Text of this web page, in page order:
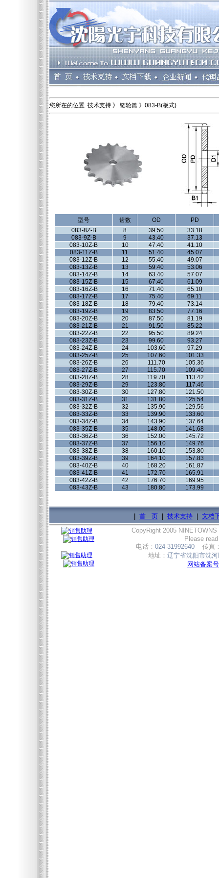
您所在的位置 技术支持 》 链轮篇 》083-B(板式)
型号 齿数 OD PD
083-8Z-B
8 39.50
33.18
083-9Z-B
9 43.40
37.13
083-10Z-B
10 47.40
41.10
083-11Z-B
11 51.40
45.07
083-12Z-B
12 55.40
49.07
083-13Z-B
13 59.40
53.06
083-14Z-B
14 63.40
57.07
083-15Z-B
15 67.40
61.09
083-16Z-B
16 71.40
65.10
083-17Z-B
17 75.40
69.11
083-18Z-B
18 79.40
73.14
083-19Z-B
19 83.50
77.16
083-20Z-B
20 87.50
81.19
083-21Z-B
21 91.50
85.22
083-22Z-B
22 95.50 89.24
083-23Z-B
23 99.60 93.27
083-24Z-B
24 103.60 97.29
083-25Z-B
25 107.60 101.33
083-26Z-B
26 111.70 105.36
083-27Z-B
27 115.70 109.40
083-28Z-B
28 119.70 113.42
083-29Z-B
29 123.80 117.46
083-30Z-B
30 127.80 121.50
083-31Z-B
31 131.80 125.54
083-32Z-B
32 135.90 129.56
083-33Z-B
33 139.90 133.60
083-34Z-B
34 143.90 137.64
083-35Z-B
35 148.00 141.68
083-36Z-B
36 152.00 145.72
083-37Z-B
37 156.10 149.76
083-38Z-B
38 160.10 153.80
083-39Z-B
39 164.10 157.83
083-40Z-B
40 168.20 161.87
083-41Z-B
41 172.70 165.91
083-42Z-B
42 176.70 169.95
083-43Z-B
43 180.80 173.99
首 页| 技术支持| 文档
CopyRight 2005 NINETOWNS
Please
电话： 024-31992640 传真
地址： 辽宁省沈阳市沈
网站备案